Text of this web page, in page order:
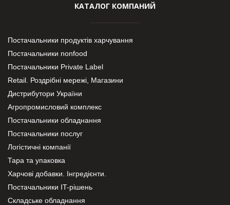
КАТАЛОГ КОМПАНИЙ
Постачальники продуктів харчування
Постачальники nonfood
Постачальники Private Label
Retail. Роздрібні мережі, Магазини
Дистрибутори України
Агропромисловий комплекс
Постачальники обладнання
Постачальники послуг
Логістичні компанії
Тара та упаковка
Харчові добавки. Інгредієнти.
Постачальники IT-рішень
Складське обладнання